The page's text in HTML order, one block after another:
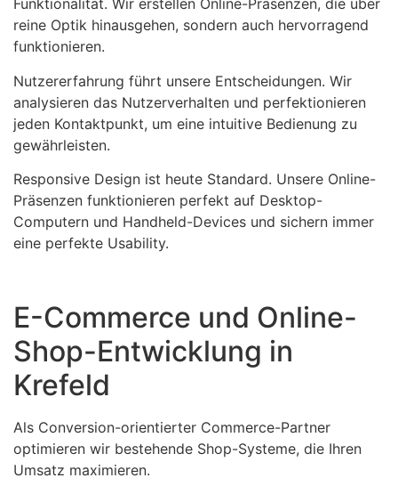
Funktionalität. Wir erstellen Online-Präsenzen, die über
reine Optik hinausgehen, sondern auch hervorragend
funktionieren.
Nutzererfahrung führt unsere Entscheidungen. Wir
analysieren das Nutzerverhalten und perfektionieren
jeden Kontaktpunkt, um eine intuitive Bedienung zu
gewährleisten.
Responsive Design ist heute Standard. Unsere Online-
Präsenzen funktionieren perfekt auf Desktop-
Computern und Handheld-Devices und sichern immer
eine perfekte Usability.
E-Commerce und Online-
Shop-Entwicklung in
Krefeld
Als Conversion-orientierter Commerce-Partner
optimieren wir bestehende Shop-Systeme, die Ihren
Umsatz maximieren.